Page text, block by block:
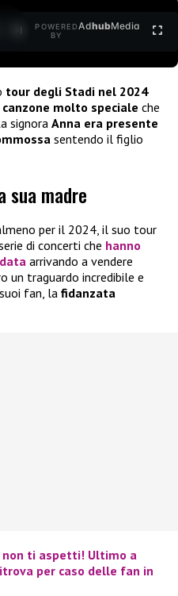
POWERED
BY
AdhubMedia
tour degli Stadi nel 2024
canzone molto speciale che
signora Anna era presente
sentendo il figlio
sua madre
per il 2024, il suo tour
di concerti che hanno
arrivando a vendere
un traguardo incredibile e
fan, la fidanzata
non ti aspetti! Ultimo a
per caso delle fan in